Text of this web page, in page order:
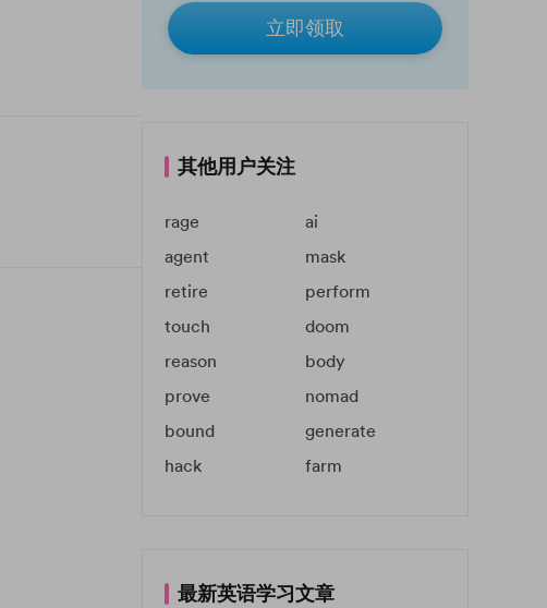
立即领取
其他用户关注
rage
ai
agent
mask
retire
perform
touch
doom
reason
body
prove
nomad
bound
generate
hack
farm
最新英语学习文章